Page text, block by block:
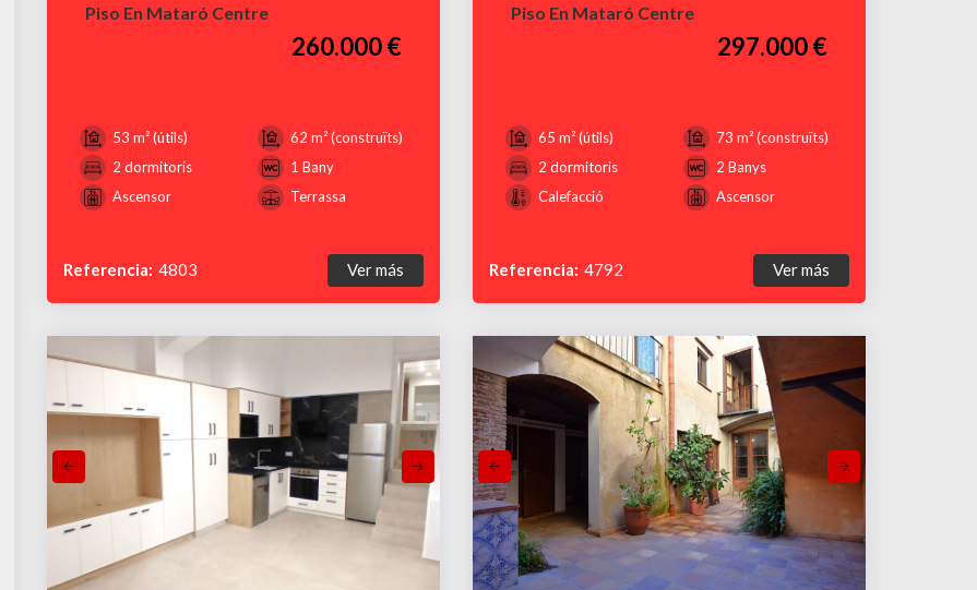
Piso En Mataró Centre
260.000 €
53 m² (útils)
62 m² (construïts)
2 dormitoris
1 Bany
Ascensor
Terrassa
Referencia: 4803 Ver más
Piso En Mataró Centre
297.000 €
65 m² (útils)
73 m² (construïts)
2 dormitoris
2 Banys
Calefacció
Ascensor
Referencia: 4792 Ver más